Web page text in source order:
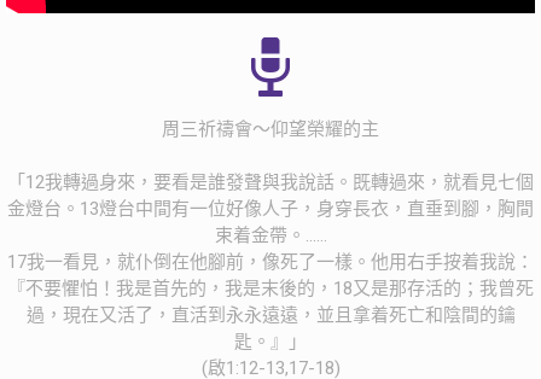
周三祈禱會～仰望榮耀的主
「12我轉過身來，要看是誰發聲與我說話。既轉過來，就看見七個
金燈台。13燈台中間有一位好像人子，身穿長衣，直垂到腳，胸間
束着金帶。……
17我一看見，就仆倒在他腳前，像死了一樣。他用右手按着我說：
『不要懼怕！我是首先的，我是末後的，18又是那存活的；我曾死
過，現在又活了，直活到永永遠遠，並且拿着死亡和陰間的鑰
匙。』」
(啟1:12-13,17-18)